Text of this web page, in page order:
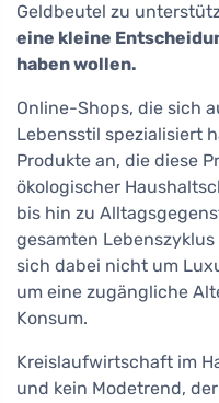
Geldbeutel zu
eine kleine
haben wollen.
Online-Shops, die sich
Lebensstil spezialisiert
Produkte an, die diese
ökologischer
bis hin zu
gesamten
sich dabei nicht um
um eine zugängliche
Konsum.
Kreislaufwirtschaft im
und kein Modetrend,